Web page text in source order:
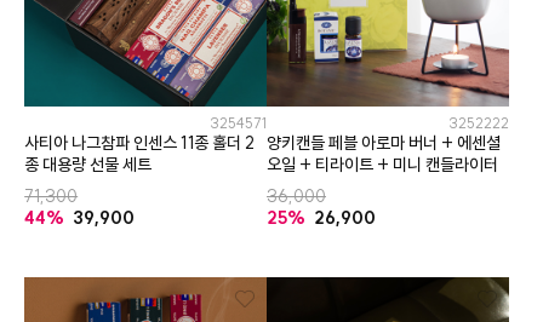
3254571
사티아 나그참파 인센스 11종 홀더 2
종 대용량 선물 세트
71,300
44% 39,900
3252222
양키캔들 페블 아로마 버너 + 에센셜
오일 + 티라이트 + 미니 캔들라이터
36,000
25% 26,900